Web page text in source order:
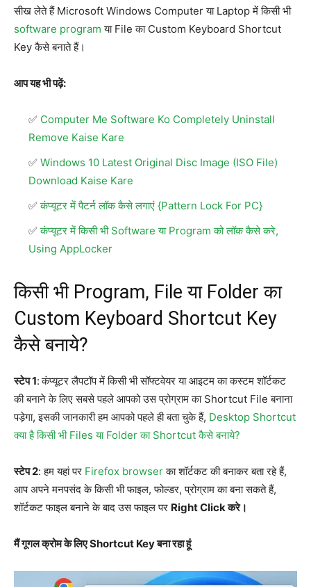
सीख लेते हैं Microsoft Windows Computer या Laptop में किसी भी
software program या File का Custom Keyboard Shortcut
Key कैसे बनाते हैं।
आप यह भी पढ़ें:
Computer Me Software Ko Completely Uninstall
Remove Kaise Kare
Windows 10 Latest Original Disc Image (ISO File)
Download Kaise Kare
कंप्यूटर में पैटर्न लॉक कैसे लगाएं {Pattern Lock For PC}
कंप्यूटर में किसी भी Software या Program को लॉक कैसे करे,
Using AppLocker
किसी भी Program, File या Folder का
Custom Keyboard Shortcut Key
कैसे बनाये?
स्टेप 1: कंप्यूटर लैपटॉप में किसी भी सॉफ्टवेयर या आइटम का कस्टम शॉर्टकट
की बनाने के लिए सबसे पहले आपको उस प्रोग्राम का Shortcut File बनाना
पड़ेगा, इसकी जानकारी हम आपको पहले ही बता चुके हैं, Desktop Shortcut
क्या है किसी भी Files या Folder का Shortcut कैसे बनाये?
स्टेप 2: हम यहां पर Firefox browserका शॉर्टकट की बनाकर बता रहे हैं,
आप अपने मनपसंद के किसी भी फाइल, फोल्डर, प्रोग्राम का बना सकते हैं,
शॉर्टकट फाइल बनाने के बाद उस फाइल पर Right Click करे।
मैं गूगल क्रोम के लिएShortcut Keyबना रहा हूं